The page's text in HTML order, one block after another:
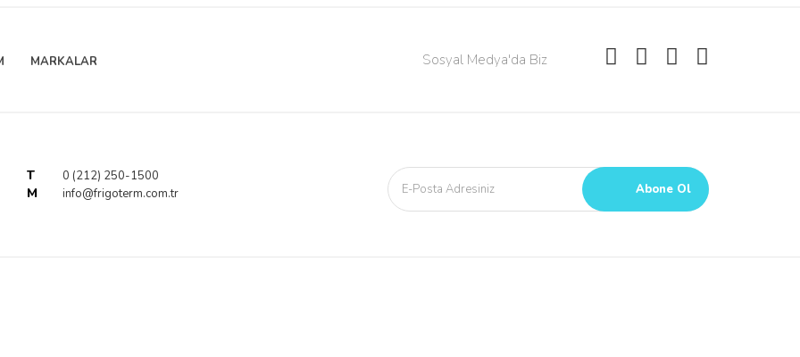
MARKALAR Sosyal Medya'da Biz
T 0 (212) 250-1500
M info@frigoterm.com.tr